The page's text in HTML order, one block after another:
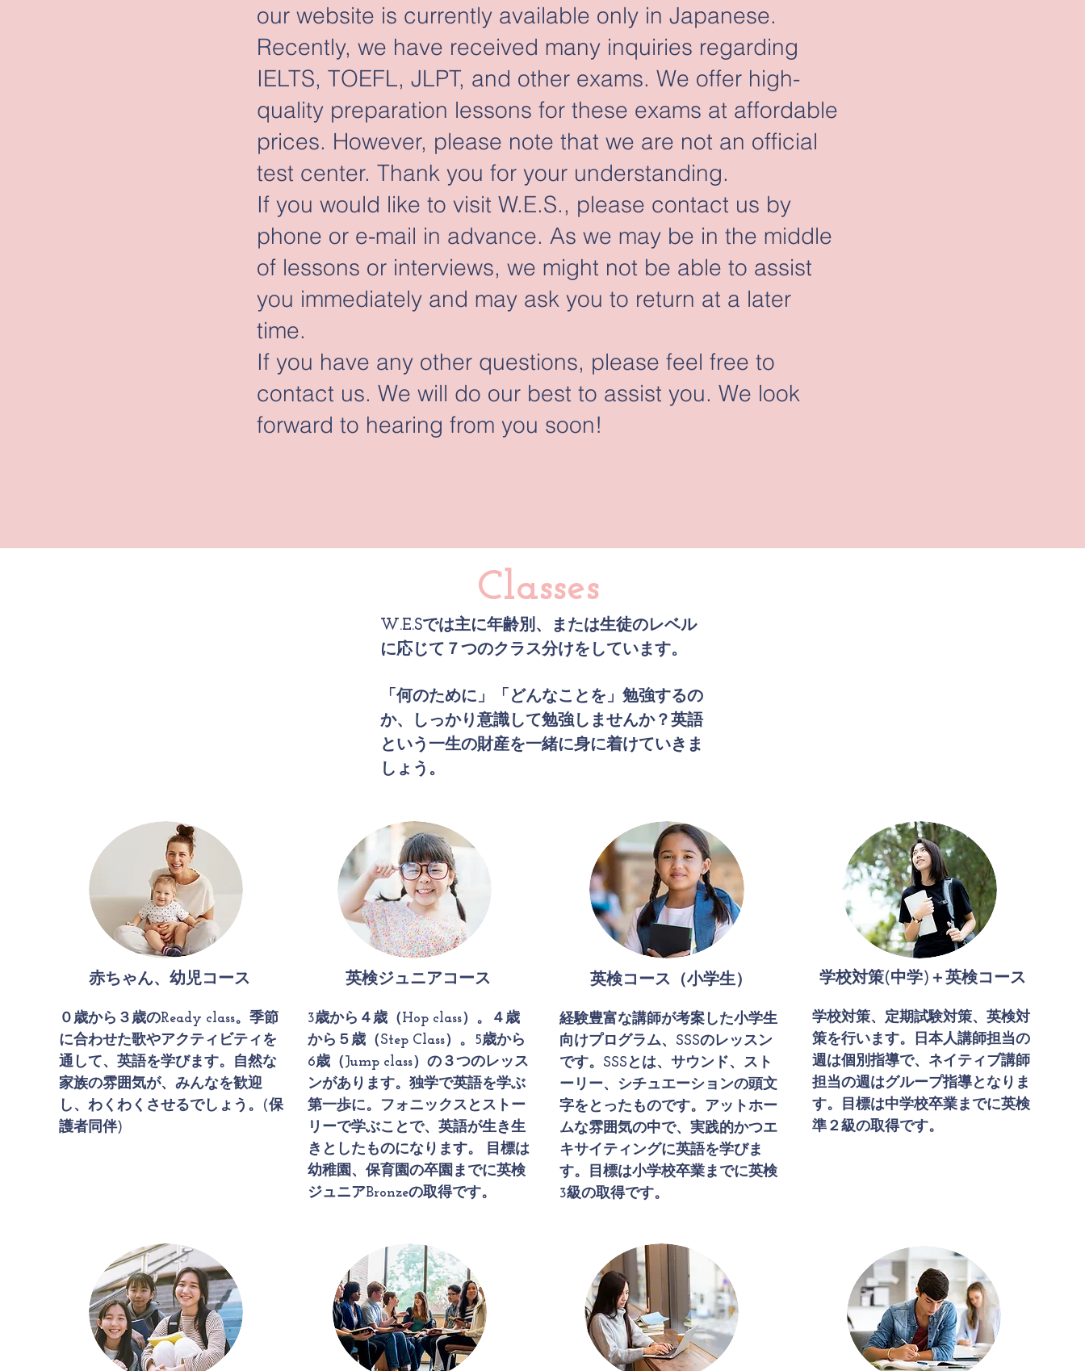
our website is currently available only in Japanese.
Recently, we have received many inquiries regarding
IELTS, TOEFL, JLPT, and other exams. We offer high-
quality preparation lessons for these exams at affordable
prices. However, please note that we are not an official
test center. Thank you for your understanding.
If you would like to visit W.E.S., please contact us by
phone or e-mail in advance. As we may be in the middle
of lessons or interviews, we might not be able to assist
you immediately and may ask you to return at a later
time.
If you have any other questions, please feel free to
contact us. We will do our best to assist you. We look
forward to hearing from you soon!
Classes
W.E.Sでは主に年齢別、または生徒のレベル
に応じて７つのクラス分けをしています。
「何のために」「どんなことを」勉強するの
か、しっかり意識して勉強しませんか？英語
という一生の財産を一緒に身に着けていきま
しょう。
赤ちゃん、幼児コース
０歳から３歳のReady class。季節
に合わせた歌やアクティビティを
通して、英語を学びます。自然な
家族の雰囲気が、みんなを歓迎
し、わくわくさせるでしょう。(保
護者同伴)
英検ジュニアコース
3歳から４歳（Hop class）。４歳
から５歳（Step Class）。5歳から
6歳（Jump class）の３つのレッス
ンがあります。独学で英語を学ぶ
第一歩に。フォニックスとストー
リーで学ぶことで、英語が生き生
きとしたものになります。 目標は
幼稚園、保育園の卒園までに英検
ジュニアBronzeの取得です。
英検コース（小学生）
経験豊富な講師が考案した小学生
向けプログラム、SSSのレッスン
です。SSSとは、サウンド、スト
ーリー、シチュエーションの頭文
字をとったものです。アットホー
ムな雰囲気の中で、実践的かつエ
キサイティングに英語を学びま
す。目標は小学校卒業までに英検
3級の取得です。
学校対策(中学)＋英検コース
​学校対策、定期試験対策、英検対
策を行います。日本人講師担当の
週は個別指導で、ネイティブ講師
担当の週はグループ指導となりま
す。目標は中学校卒業までに英検
準２級の取得です。